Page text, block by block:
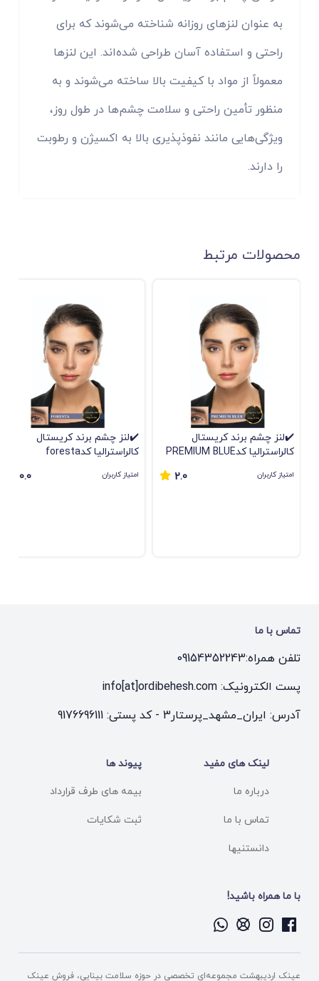
به عنوان لنزهای روزانه شناخته می‌شوند که برای
راحتی و استفاده آسان طراحی شده‌اند. این لنزها
معمولاً از مواد با کیفیت بالا ساخته می‌شوند و به
منظور تأمین راحتی و سلامت چشم‌ها در طول روز،
ویژگی‌هایی مانند نفوذپذیری بالا به اکسیژن و رطوبت
را دارند.
محصولات مرتبط
✔️لنز چشم برند كريستال
كالراستراليا کدPREMIUM BLUE
امتیاز کاربران 2.0
✔️لنز چشم برند كريستال
كالراستراليا کدforesta
امتیاز کاربران 0.0
تماس با ما
تلفن همراه:09154352243
پست الکترونیک: info[at]ordibehesh.com
آدرس: ایران_مشهد_پرستار3 - کد پستی: 9176696111
لینک های مفید
درباره ما
تماس با ما
دانستنیها
پیوند ها
بیمه های طرف قرارداد
ثبت شکایات
با ما همراه باشید!
عینک اردیبهشت مجموعه‌ای تخصصی در حوزه سلامت بینایی، فروش عینک